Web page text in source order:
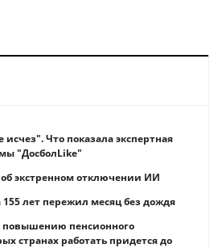
Что показала экспертная
"ДосболLike"
экстренном отключении ИИ
лет пережил месяц без дождя
повышению пенсионного
странах работать придется до